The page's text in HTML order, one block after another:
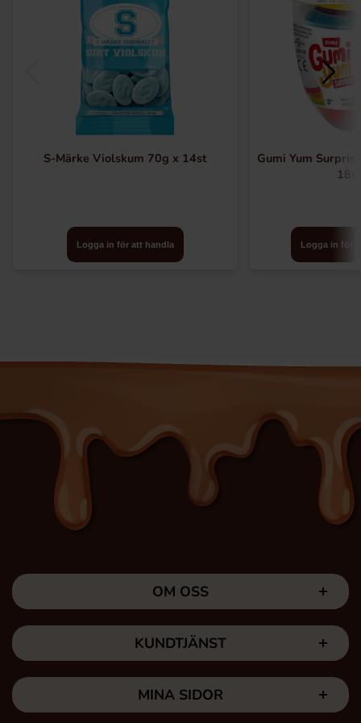
S-Märke Violskum 70g x 14st
Logga in för att handla
Gumi Yum
18st
Logga in för
OM OSS
KUNDTJÄNST
MINA SIDOR